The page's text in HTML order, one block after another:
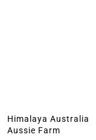
Himalaya Australia
Aussie Farm